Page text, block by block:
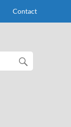
Contact